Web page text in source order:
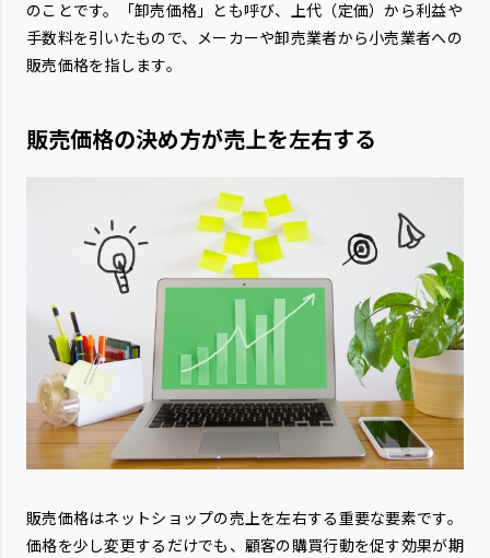
のことです。「卸売価格」とも呼び、上代（定価）から利益や
手数料を引いたもので、メーカーや卸売業者から小売業者への
販売価格を指します。
販売価格の決め方が売上を左右する
販売価格はネットショップの売上を左右する重要な要素です。
価格を少し変更するだけでも、顧客の購買行動を促す効果が期